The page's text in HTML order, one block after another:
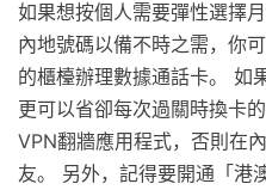
如果想按個人需要彈性選擇
內地號碼以備不時之需，你
的櫃檯辦理數據通話卡。 如
更可以省卻每次過關時換卡
VPN翻牆應用程式，否則在
友。 另外，記得要開通「港